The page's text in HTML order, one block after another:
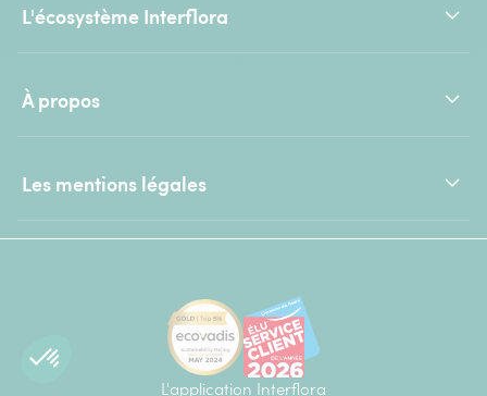
L'écosystème Interflora
À propos
Les mentions légales
L'application Interflora